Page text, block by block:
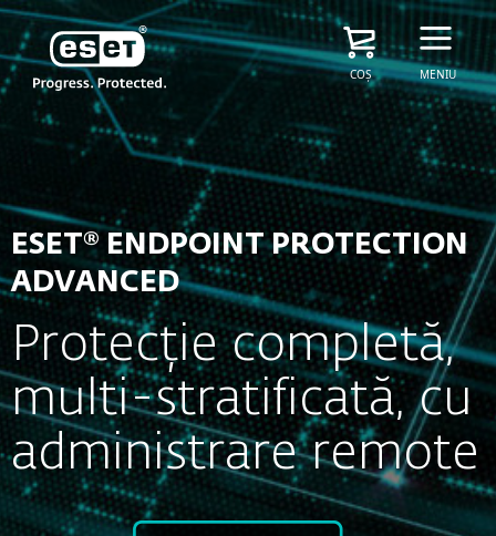
COȘ MENIU
ESET® ENDPOINT PROTECTION
ADVANCED
Protecție completă,
multi-stratificată, cu
administrare remote